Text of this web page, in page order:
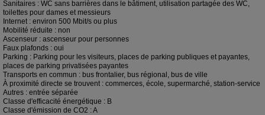
Sanitaires : WC sans barrières dans le bâtiment, utilisation partagée des WC,
toilettes pour dames et messieurs
Internet : environ 500 Mbit/s ou plus
Mobilité réduite : non
Ascenseur : ascenseur pour personnes
Faux plafonds : oui
Parking : Parking pour les visiteurs, places de parking publiques et payantes,
places de parking privatisées payantes
Transports en commun : bus frontalier, bus régional, bus de ville
À proximité directe se trouvent : commerces, école, supermarché, station-service
Autres : entrée séparée
Classe d'efficacité énergétique : B
Classe d'émission de CO2 : A